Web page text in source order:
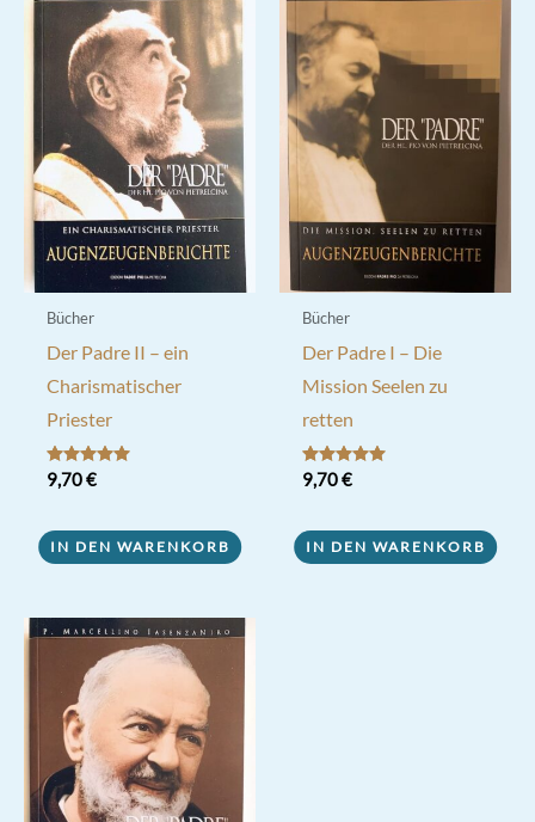
Bücher
Der Padre II – ein
Charismatischer
Priester
Bewertet mit
5.00
9,70€
IN DEN WARENKORB
Bücher
Der Padre I – Die
Mission Seelen zu
retten
Bewertet mit
5.00
9,70€
IN DEN WARENKORB